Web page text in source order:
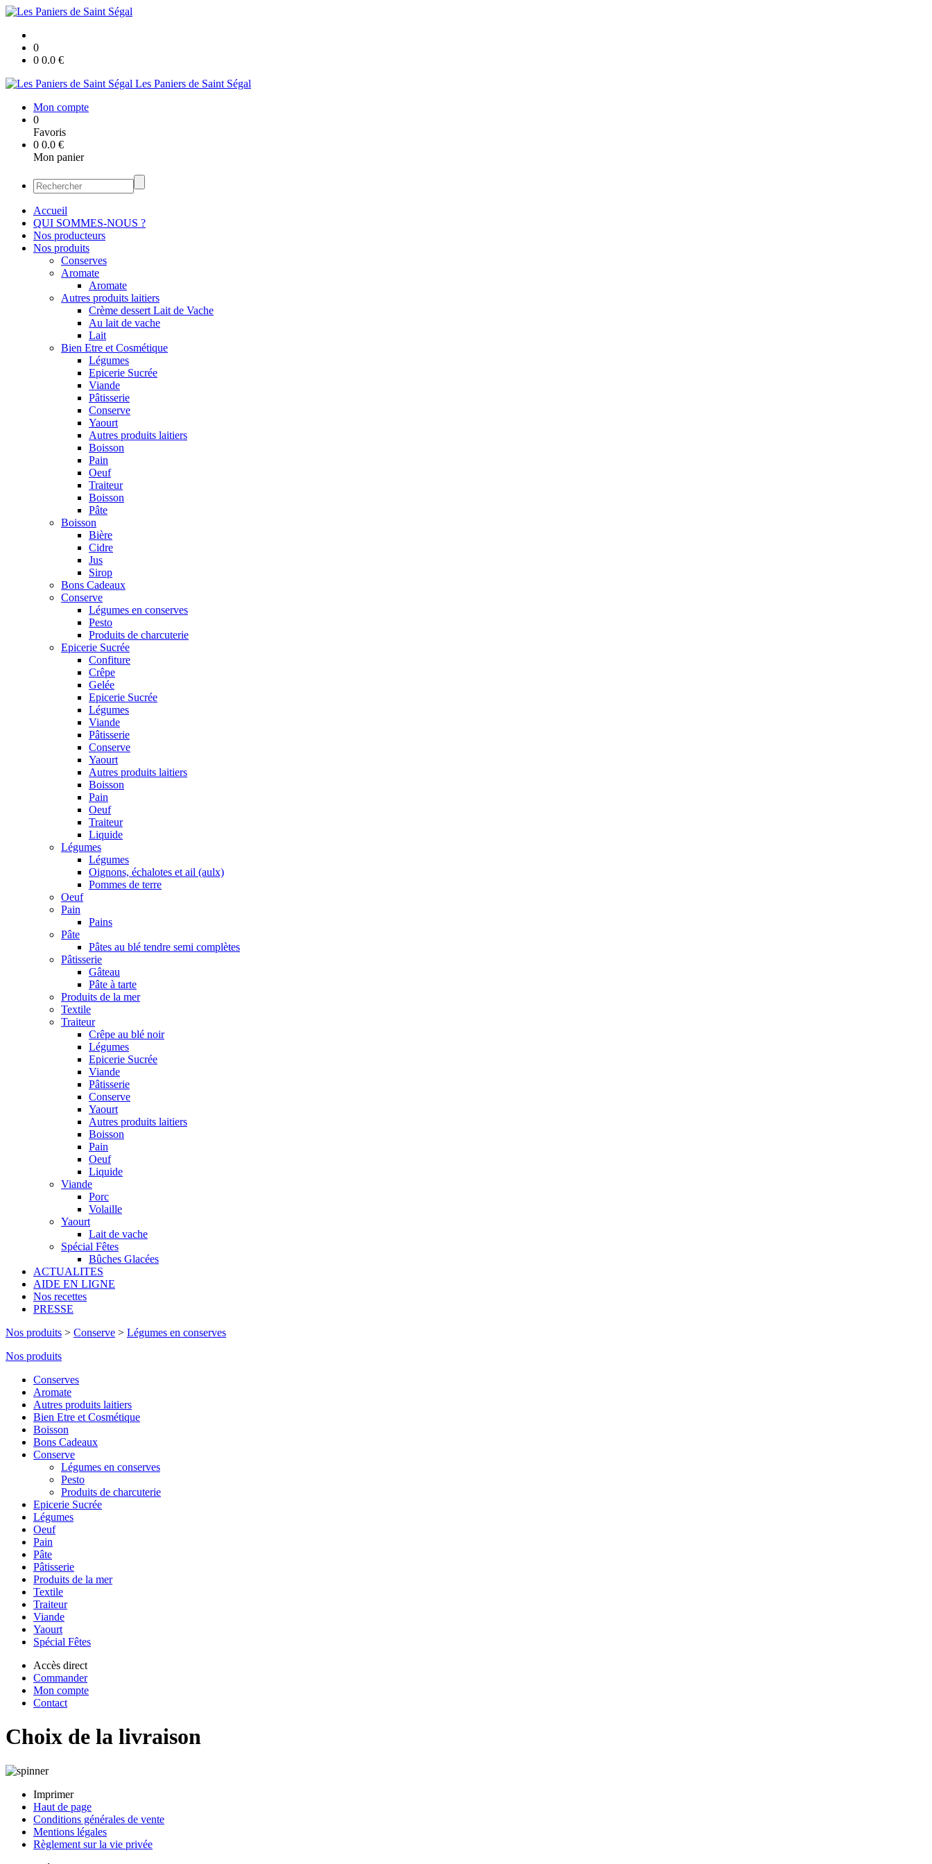
0
0 0.0 €
Les Paniers de Saint Ségal
Mon compte
0
Favoris
0 0.0 €
Mon panier
Accueil
QUI SOMMES-NOUS ?
Nos producteurs
Nos produits
Conserves
Aromate
Aromate
Autres produits laitiers
Crème dessert Lait de Vache
Au lait de vache
Lait
Bien Etre et Cosmétique
Légumes
Epicerie Sucrée
Viande
Pâtisserie
Conserve
Yaourt
Autres produits laitiers
Boisson
Pain
Oeuf
Traiteur
Boisson
Pâte
Boisson
Bière
Cidre
Jus
Sirop
Bons Cadeaux
Conserve
Légumes en conserves
Pesto
Produits de charcuterie
Epicerie Sucrée
Confiture
Crêpe
Gelée
Epicerie Sucrée
Légumes
Viande
Pâtisserie
Conserve
Yaourt
Autres produits laitiers
Boisson
Pain
Oeuf
Traiteur
Liquide
Légumes
Légumes
Oignons, échalotes et ail (aulx)
Pommes de terre
Oeuf
Pain
Pains
Pâte
Pâtes au blé tendre semi complètes
Pâtisserie
Gâteau
Pâte à tarte
Produits de la mer
Textile
Traiteur
Crêpe au blé noir
Légumes
Epicerie Sucrée
Viande
Pâtisserie
Conserve
Yaourt
Autres produits laitiers
Boisson
Pain
Oeuf
Liquide
Viande
Porc
Volaille
Yaourt
Lait de vache
Spécial Fêtes
Bûches Glacées
ACTUALITES
AIDE EN LIGNE
Nos recettes
PRESSE
Nos produits > Conserve > Légumes en conserves
Nos produits
Conserves
Aromate
Autres produits laitiers
Bien Etre et Cosmétique
Boisson
Bons Cadeaux
Conserve
Légumes en conserves
Pesto
Produits de charcuterie
Epicerie Sucrée
Légumes
Oeuf
Pain
Pâte
Pâtisserie
Produits de la mer
Textile
Traiteur
Viande
Yaourt
Spécial Fêtes
Accès direct
Commander
Mon compte
Contact
Choix de la livraison
Imprimer
Haut de page
Conditions générales de vente
Mentions légales
Règlement sur la vie privée